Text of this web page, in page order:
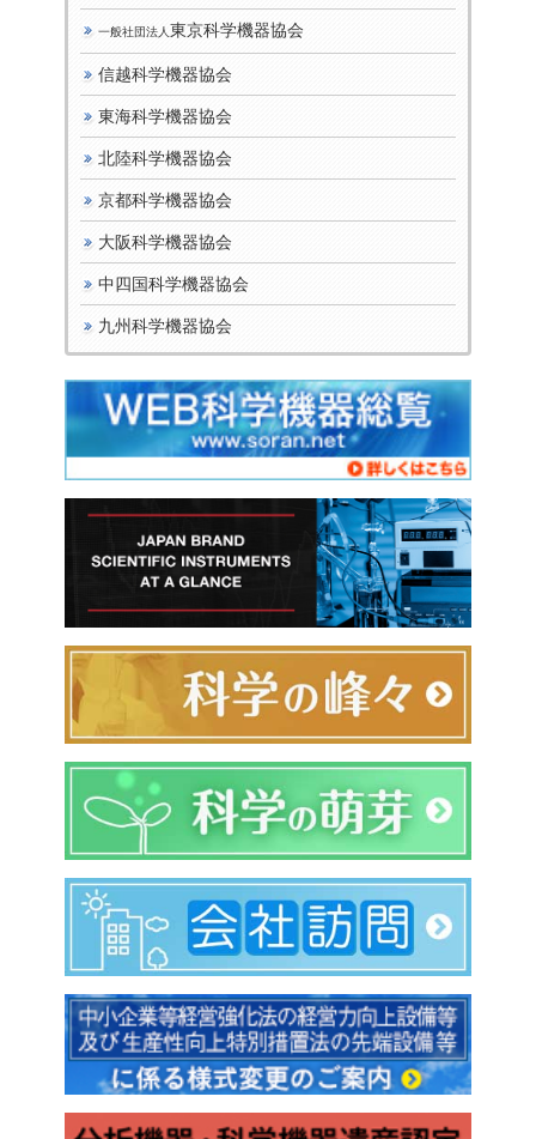
一般社団法人 東京科学機器協会
信越科学機器協会
東海科学機器協会
北陸科学機器協会
京都科学機器協会
大阪科学機器協会
中四国科学機器協会
九州科学機器協会